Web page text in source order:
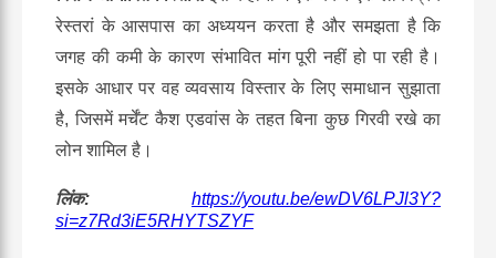
रेस्तरां के आसपास का अध्ययन करता है और समझता है कि
जगह की कमी के कारण संभावित मांग पूरी नहीं हो पा रही है।
इसके आधार पर वह व्यवसाय विस्तार के लिए समाधान सुझाता
है, जिसमें मर्चेंट कैश एडवांस के तहत बिना कुछ गिरवी रखे का
लोन शामिल है।
लिंक: https://youtu.be/ewDV6LPJl3Y?
si=z7Rd3iE5RHYTSZYF